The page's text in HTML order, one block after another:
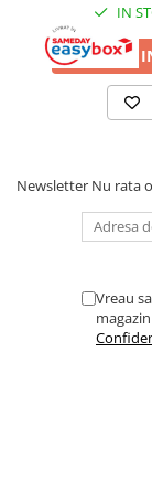
IN
ADAUGA
Newsletter Nu rata
Vreau